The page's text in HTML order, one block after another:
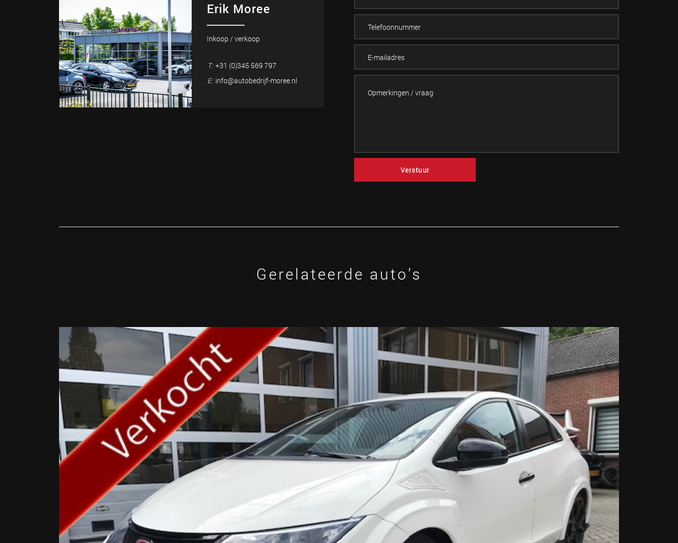
Erik Moree
Inkoop / verkoop
T: +31 (0)345 569 797
E: info@autobedrijf-moree.nl
Verstuur
Gerelateerde auto’s